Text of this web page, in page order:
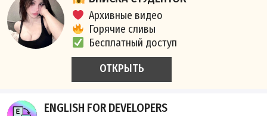
Архивные видео
Горячие сливы
Бесплатный доступ
ОТКРЫТЬ
ENGLISH FOR DEVELOPERS